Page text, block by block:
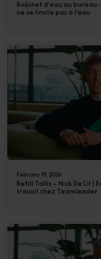
Robinet d'eau au
ne se limite pas à l'eau
February 19, 2026
Refill Talks – Nick De Lil |
travail chez Teamleader